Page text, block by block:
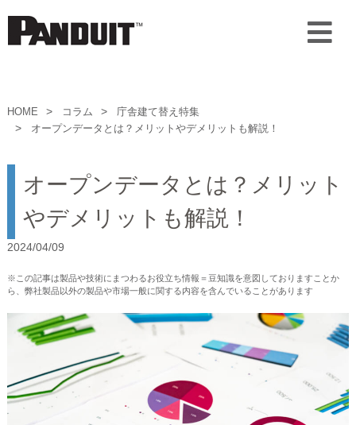
HOME コラム
庁舎建て替え特集
オープンデータとは？メリットやデメリットも解説！
オープンデータとは？メリット
やデメリットも解説！
2024/04/09
※この記事は製品や技術にまつわるお役立ち情報＝豆知識を意図しておりますことか
ら、弊社製品以外の製品や市場一般に関する内容を含んでいることがあります